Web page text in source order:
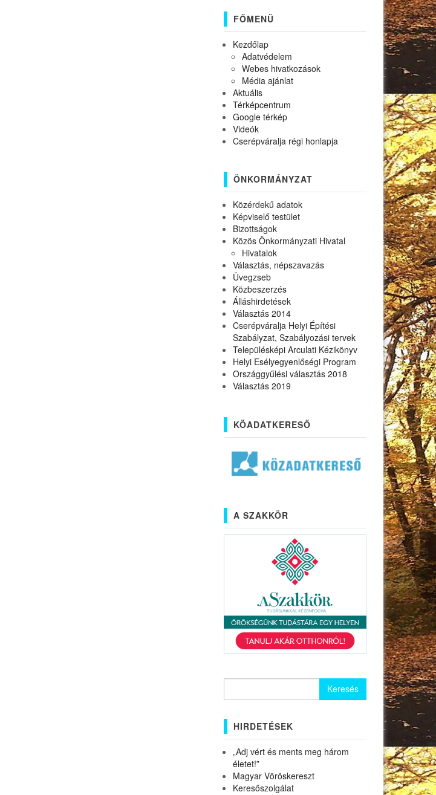
FŐMENÜ
Kezdőlap
Adatvédelem
Webes hivatkozások
Média ajánlat
Aktuális
Térképcentrum
Google térkép
Videók
Cserépváralja régi honlapja
ÖNKORMÁNYZAT
Közérdekű adatok
Képviselő testület
Bizottságok
Közös Önkormányzati Hivatal
Hivatalok
Választás, népszavazás
Üvegzseb
Közbeszerzés
Álláshirdetések
Választás 2014
Cserépváralja Helyi Építési
Szabályzat, Szabályozási tervek
Településképi Arculati Kézikönyv
Helyi Esélyegyenlőségi Program
Országgyűlési választás 2018
Választás 2019
KÖADATKERESŐ
A SZAKKÖR
HIRDETÉSEK
„Adj vért és ments meg három
életet!”
Magyar Vöröskereszt
Keresőszolgálat